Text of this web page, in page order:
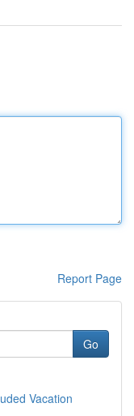
Report Page
Go
Vacation